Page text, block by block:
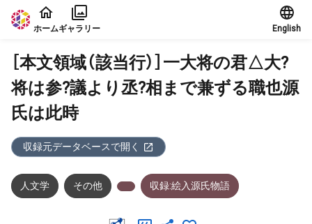
本文に飛ぶ
ホームギャラリー English
［本文領域（該当行）］一大将の君△大?
将は参?議より丞?相まで兼ずる職也源
氏は此時
収録元データベースで開く
人文学 その他 収録:絵入源氏物語